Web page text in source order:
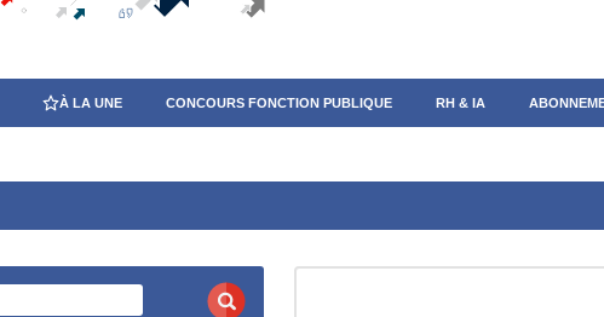
À LA UNE CONCOURS FONCTION PUBLIQUE RH & IA